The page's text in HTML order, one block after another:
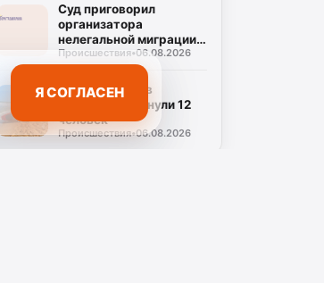
Суд приговорил
организатора
нелегальной миграции к
5 годам колонии
Происшествия•06.08.2026
С начала года в
Дагестане утонули 12
человек
Происшествия•06.08.2026
Я СОГЛАСЕН